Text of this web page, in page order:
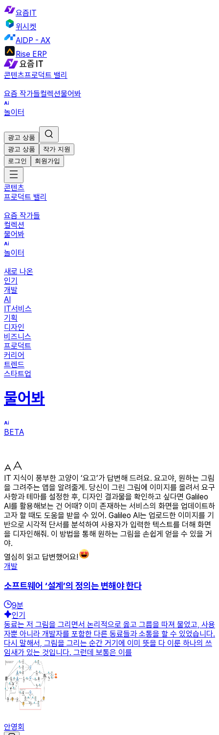
요즘IT
위시켓
AIDP - AX
Rise ERP
콘텐츠프로덕트 밸리
요즘 작가들컬렉션물어봐
놀이터
광고 상품
광고 상품
작가 지원
로그인
회원가입
콘텐츠
프로덕트 밸리
요즘 작가들
컬렉션
물어봐
놀이터
새로 나온
인기
개발
AI
IT서비스
기획
디자인
비즈니스
프로덕트
커리어
트렌드
스타트업
물어봐
BETA
IT 지식이 풍부한 고양이 ‘요고’가 답변해 드려요. 요고야, 원하는 그림
을 그려주는 앱을 알려줄게. 당신이 그린 그림에 이미지를 올려서 요구
사항과 테마를 설정한 후, 디자인 결과물을 확인하고 싶다면 Galileo
AI를 활용해보는 건 어때? 이미 존재하는 서비스의 화면을 업데이트하
고자 할 때도 도움을 받을 수 있어. Galileo AI는 업로드한 이미지를 기
반으로 시각적 단서를 분석하여 사용자가 입력한 텍스트를 더해 화면
을 디자인해줘. 이 방법을 통해 원하는 그림을 손쉽게 얻을 수 있을 거
야.
열심히 읽고 답변했어요!
개발
소프트웨어 ‘설계’의 정의는 변해야 한다
9분
인기
동료는 저 그림을 그리면서 논리적으로 옳고 그름을 따져 물었고, 사용
자뿐 아니라 개발자를 포함한 다른 동료들과 소통을 할 수 있었습니다.
다시 말해서, 그림을 그리는 순간 거기에 이미 뜻을 다 이룬 하나의 쓰
임새가 있는 것입니다. 그런데 보통은 이를
안영회